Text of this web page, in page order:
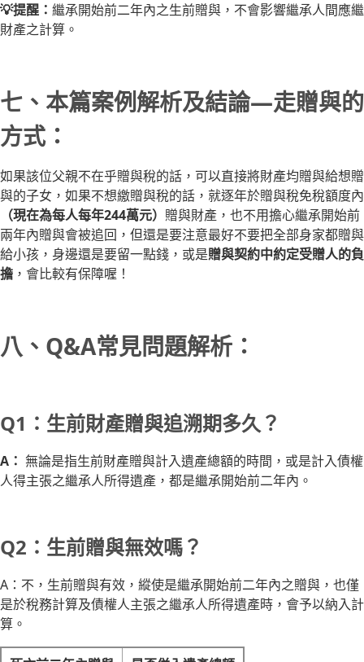
💡提醒： 繼承開始前二年內之生前贈與，不會影響繼承人間應繼
財產之計算。
七、本篇案例解析及結論—走贈與的
方式：
如果該位父親不在乎贈與稅的話，可以直接將財產均贈與給想贈
與的子女，如果不想繳贈與稅的話，就逐年於贈與稅免稅額度內
（現在為每人每年244萬元） 贈與財產，也不用擔心繼承開始前
兩年內贈與會被追回，但還是要注意最好不要把全部身家都贈與
給小孩，身邊還是要留一點錢，或是贈與契約中約定受贈人的負
擔 ，會比較有保障喔！
八、Q&A常見問題解析：
Q1：生前財產贈與追溯期多久？
A： 無論是指生前財產贈與計入遺產總額的時間，或是計入債權
人得主張之繼承人所得遺產，都是繼承開始前二年內。
Q2：生前贈與無效嗎？
A：不，生前贈與有效，縱使是繼承開始前二年內之贈與，也僅
是於稅務計算及債權人主張之繼承人所得遺產時，會予以納入計
算。